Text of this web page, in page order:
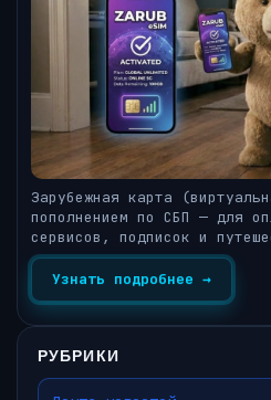
Зарубежная карта
пополнением по СБП — для
сервисов, подписок и
Узнать подробнее →
РУБРИКИ